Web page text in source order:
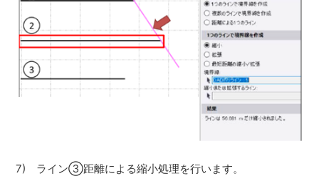
7) ライン③距離による縮小処理を行います。